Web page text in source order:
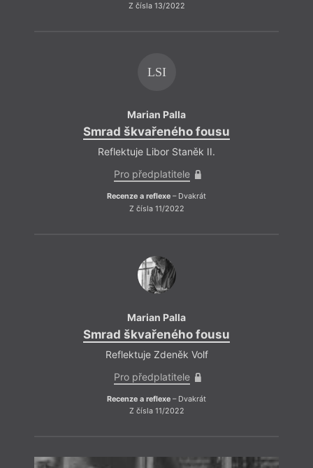
Z čísla 13/2022
LSI
Marian Palla
Smrad škvařeného fousu
Reflektuje Libor Staněk II.
Pro předplatitele
Recenze a reflexe – Dvakrát
Z čísla 11/2022
Marian Palla
Smrad škvařeného fousu
Reflektuje Zdeněk Volf
Pro předplatitele
Recenze a reflexe – Dvakrát
Z čísla 11/2022